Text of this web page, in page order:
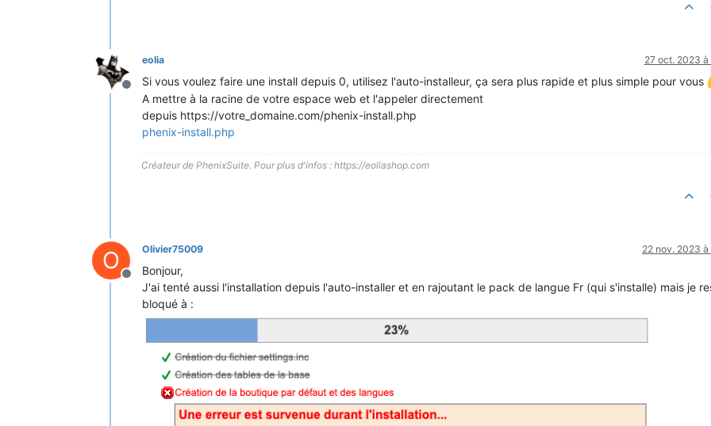
Hors-ligne
eolia 27 oct. 2023 à
Si vous voulez faire une install depuis 0, utilisez l'auto-installeur, ça sera plus rapide et plus simple pour vous
A mettre à la racine de votre espace web et l'appeler directement
depuis https://votre_domaine.com/phenix-install.php
phenix-install.php
Créateur de PhenixSuite. Pour plus d'infos : https://eoliashop.com
O
Hors-ligne
Olivier75009 22 nov. 2023 à
Bonjour,
J'ai tenté aussi l'installation depuis l'auto-installer et en rajoutant le pack de langue Fr (qui s'installe) mais je
bloqué à :